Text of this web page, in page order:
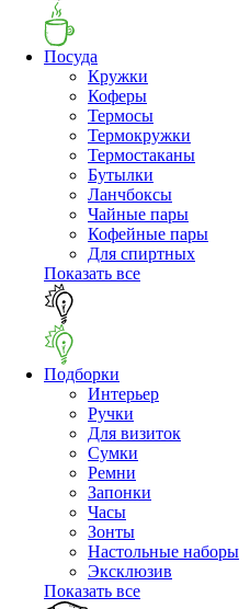
Посуда
Кружки
Коферы
Термосы
Термокружки
Термостаканы
Бутылки
Ланчбоксы
Чайные пары
Кофейные пары
Для спиртных
Показать все
Подборки
Интерьер
Ручки
Для визиток
Сумки
Ремни
Запонки
Часы
Зонты
Настольные наборы
Эксклюзив
Показать все